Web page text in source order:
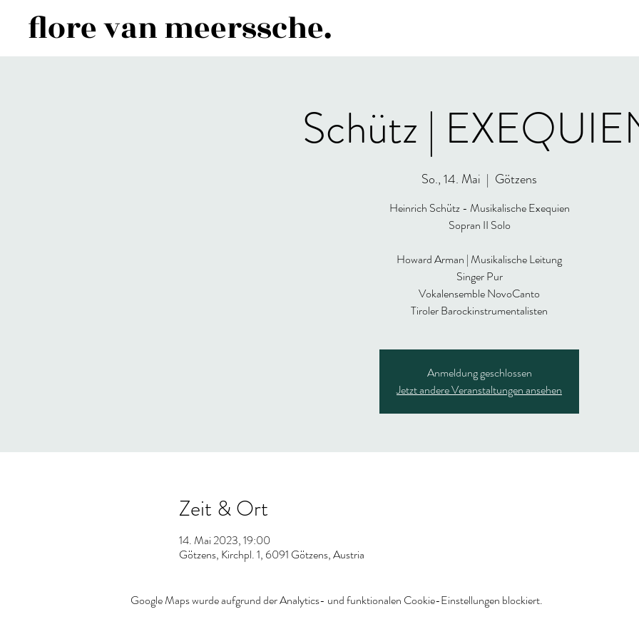
flore van meerssche.
Schütz |
So., 14. Mai
  |
Götzens
Heinrich Schütz - Musikalische Exequien
Sopran II Solo
Howard Arman | Musikalische Leitung
Singer Pur
Vokalensemble NovoCanto
Tiroler Barockinstrumentalisten
Anmeldung geschlossen
Jetzt andere Veranstaltungen ansehen
Zeit & Ort
14. Mai 2023, 19:00
Götzens, Kirchpl. 1, 6091 Götzens, Austria
Google Maps wurde aufgrund der Analytics- und funktionalen Cookie-Einstellungen blockiert.